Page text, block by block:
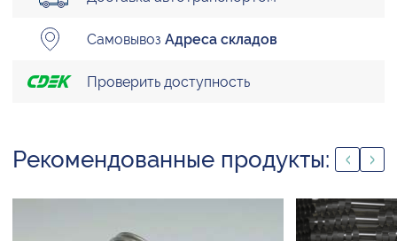
Самовывоз Адреса складов
Проверить доступность
Рекомендованные продукты: